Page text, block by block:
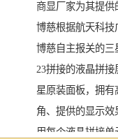
商显厂家为其提供
博慈根据航天科技
博慈自主报关的三
23拼接的液晶拼
星原装面板，拥有
角、提供的显示
用每个液晶拼接